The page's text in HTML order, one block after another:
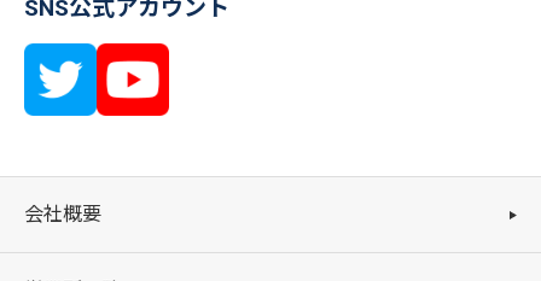
SNS公式アカウント
会社概要